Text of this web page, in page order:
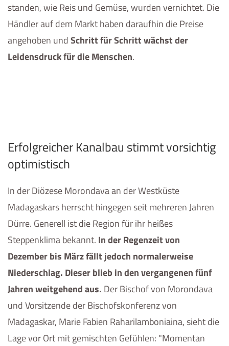
standen, wie Reis und Gemüse, wurden vernichtet. Die
Händler auf dem Markt haben daraufhin die Preise
angehoben undSchritt für Schritt wächst der
Leidensdruck für die Menschen.
Erfolgreicher Kanalbau stimmt vorsichtig
optimistisch
In der Diözese Morondava an der Westküste
Madagaskars herrscht hingegen seit mehreren Jahren
Dürre. Generell ist die Region für ihr heißes
Steppenklima bekannt. In der Regenzeit von
Dezember bis März fällt jedoch normalerweise
Niederschlag. Dieser blieb in den vergangenen fünf
Jahren weitgehend aus. Der Bischof von Morondava
und Vorsitzende der Bischofskonferenz von
Madagaskar, Marie Fabien Raharilamboniaina, sieht die
Lage vor Ort mit gemischten Gefühlen: "Momentan